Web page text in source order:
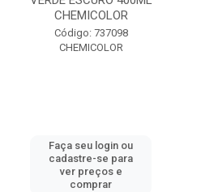
CHEMICOLOR
Código: 737107
CHEMICOLOR
Faça seu login ou
cadastre-se para
ver preços e
comprar